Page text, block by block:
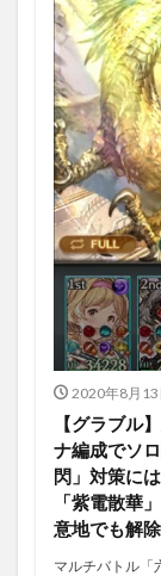
2020年8月13
【グラブル
ナ編成でソ
閃」対策に
「紫電散華
意地でも解
マルチバトル「